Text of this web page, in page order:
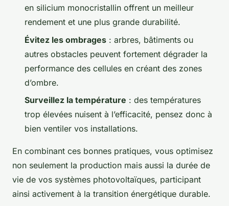
en silicium monocristallin offrent un meilleur
rendement et une plus grande durabilité.
Évitez les ombrages : arbres, bâtiments ou
autres obstacles peuvent fortement dégrader la
performance des cellules en créant des zones
d’ombre.
Surveillez la température : des températures
trop élevées nuisent à l’efficacité, pensez donc à
bien ventiler vos installations.
En combinant ces bonnes pratiques, vous optimisez
non seulement la production mais aussi la durée de
vie de vos systèmes photovoltaïques, participant
ainsi activement à la transition énergétique durable.